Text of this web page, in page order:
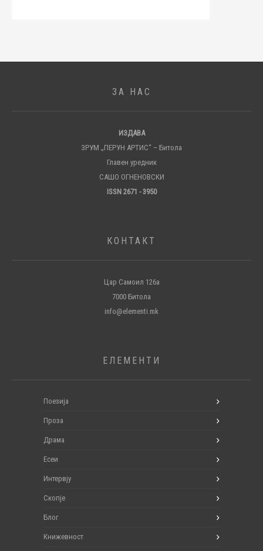
ЗА НАС
ИЗДАВА
ЗРУМ „ПЕРУН АРТИС“ – Битола
Главен уредник
САШО ОГНЕНОВСКИ
ISSN 2671 - 3950
КОНТАКТ
Цар Самоил 126а
7000 Битола
info@elementi.mk
ЕЛЕМЕНТИ
Поезија
Проза
Драма
Есеи
Интервју
Скопје
Блог
Книжевност